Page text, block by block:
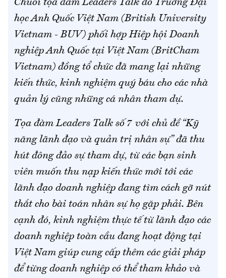
Chuỗi tọa đàm Leaders Talk do Trường Đại
học Anh Quốc Việt Nam (British University
Vietnam - BUV) phối hợp Hiệp hội Doanh
nghiệp Anh Quốc tại Việt Nam (BritCham
Vietnam) đồng tổ chức đã mang lại những
kiến thức, kinh nghiệm quý báu cho các nhà
quản lý cũng những cá nhân tham dự.
Tọa đàm Leaders Talk số 7 với chủ đề “Kỹ
năng lãnh đạo và quản trị nhân sự” đã thu
hút đông đảo sự tham dự, từ các bạn sinh
viên muốn thu nạp kiến thức mới tới các
lãnh đạo doanh nghiệp đang tìm cách gỡ nút
thắt cho bài toán nhân sự họ gặp phải. Bên
cạnh đó, kinh nghiệm thực tế từ lãnh đạo các
doanh nghiệp toàn cầu đang hoạt động tại
Việt Nam giúp cung cấp thêm các giải pháp
để từng doanh nghiệp có thể tham khảo và